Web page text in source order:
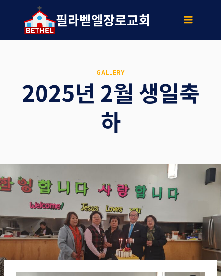
content
필라벧엘장로교회
GALLERY
2025년 2월 생일축
하